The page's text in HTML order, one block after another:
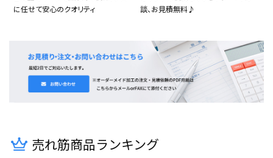
に任せて安心のクオリティ
談、お見積無料♪
売れ筋商品ランキング